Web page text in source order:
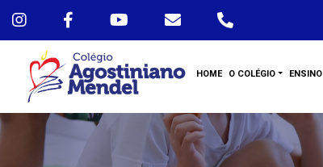
HOME O COLÉGIO ENSINO